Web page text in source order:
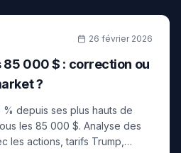
26 février 2026
85 000 $ : correction ou
?
depuis ses plus hauts de
les 85 000 $. Analyse des
les actions, tarifs Trump,